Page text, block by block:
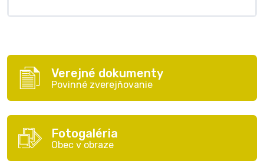
Verejné dokumenty
Povinné zverejňovanie
Fotogaléria
Obec v obraze